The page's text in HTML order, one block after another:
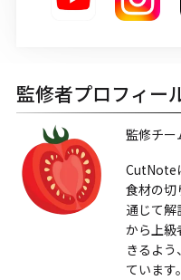
監修者プロフィー
監修チ
CutNote
食材の切
通じて解
から上級
きるよ
ています。